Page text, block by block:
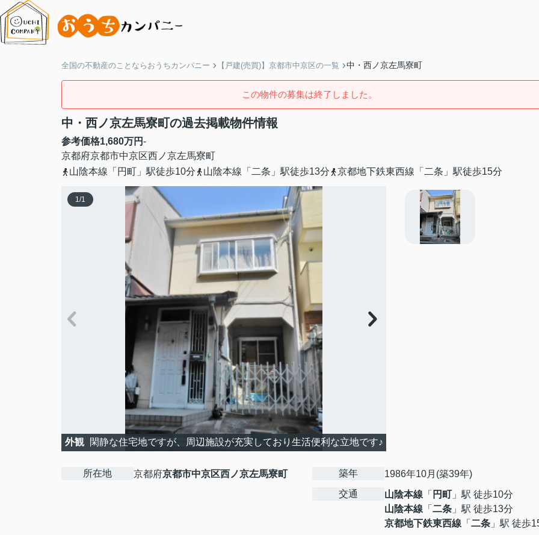
全国の不動産のことならおうちカンパニー 【戸建(売買)】京都市中京区の一覧 中・西ノ京左馬寮町
この物件の募集は終了しました。
中・西ノ京左馬寮町の過去掲載物件情報
参考価格1,680万円-
京都府京都市中京区西ノ京左馬寮町
山陰本線「円町」駅徒歩10分
山陰本線「二条」駅徒歩13分 京都地下鉄東西線「二条」駅徒歩15分
1/1
外観 閑静な住宅地ですが、周辺施設が充実しており生活便利な立地です♪
所在地 京都府京都市中京区西ノ京左馬寮町 築年
1986年10月(築39年)
交通
山陰本線 「 円町 」駅 徒歩10分
山陰本線 「 二条 」駅 徒歩13分
京都地下鉄東西線 「 二条 」駅 徒歩